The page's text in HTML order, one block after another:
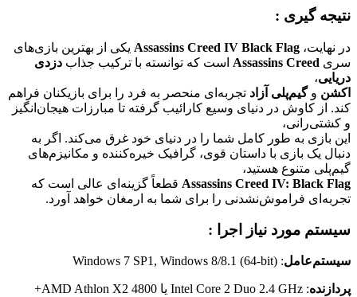
نتیجه گیری :
در نهایت، Assassins Creed IV Black Flag یکی از بهترین بازی‌های
سری Assassins Creed است که توانسته با ترکیب جذاب دزدی
دریایی،
اکشن وگیم‌پلی آزاد تجربه‌ای منحصر به فرد را برای بازیکنان فراهم
کند. از کاوش در دنیای وسیع کارائیب گرفته تا مبارزات هیجان‌انگیز
و کشتی‌رانی،
این بازی به طور کامل شما را در دنیای خود غرق می‌کند. اگر به
دنبال یک بازی با داستان قوی، گرافیک خیره‌کننده و مکانیزم‌های
گیم‌پلی متنوع هستید،
Assassins Creed IV: Black Flag قطعاً گزینه‌ای عالی است که
تجربه‌ای فراموش‌نشدنی را برای شما به ارمغان خواهد آورد.
سیستم مورد نیاز اجرا :
سیستم‌عامل: Windows 7 SP1, Windows 8/8.1 (64-bit)
پردازنده: Intel Core 2 Duo 2.4 GHz یا AMD Athlon X2 4800+